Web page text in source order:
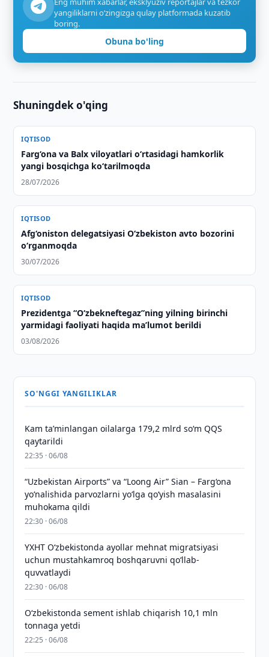
yangiliklarni o‘zingizga qulay platformada kuzatib
boring.
Obuna bo'ling
Shuningdek o'qing
IQTISOD
Farg‘ona va Balx viloyatlari o‘rtasidagi hamkorlik
yangi bosqichga ko‘tarilmoqda
28/07/2026
IQTISOD
Afg‘oniston delegatsiyasi O‘zbekiston avto bozorini
o‘rganmoqda
30/07/2026
IQTISOD
Prezidentga “Oʻzbekneftegaz”ning yilning birinchi
yarmidagi faoliyati haqida maʼlumot berildi
03/08/2026
SO'NGGI YANGILIKLAR
Kam taʼminlangan oilalarga 179,2 mlrd so‘m QQS
qaytarildi
22:35 · 06/08
“Uzbekistan Airports” va “Loong Air” Sian – Farg‘ona
yo‘nalishida parvozlarni yo‘lga qo‘yish masalasini
muhokama qildi
22:30 · 06/08
YXHT O‘zbekistonda ayollar mehnat migratsiyasi
uchun mustahkamroq boshqaruvni qo‘llab-
quvvatlaydi
22:30 · 06/08
O‘zbekistonda sement ishlab chiqarish 10,1 mln
tonnaga yetdi
22:25 · 06/08